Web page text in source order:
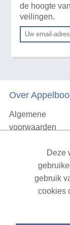
de hoogte
veilingen.
Over
Algemene
voorwaarden
Vacatures
Contact
Deze
gebruik
cookies